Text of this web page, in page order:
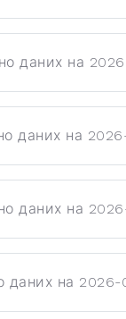
даних на
даних на
даних на
даних на 2026-